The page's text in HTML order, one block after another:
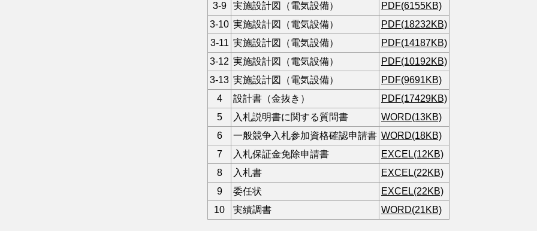
3-9
実施設計図（電気設備）
PDF(6155KB)
3-10 実施設計図（電気設備）
PDF(18232KB)
3-11 実施設計図（電気設備）
PDF(14187KB)
3-12 実施設計図（電気設備）
PDF(10192KB)
3-13 実施設計図（電気設備）
PDF(9691KB)
4
設計書（金抜き）
PDF(17429KB)
5
入札説明書に関する質問書
WORD(13KB)
6
一般競争入札参加資格確認申請書 WORD(18KB)
7
入札保証金免除申請書
EXCEL(12KB)
8
入札書
EXCEL(22KB)
9
委任状
EXCEL(22KB)
10
実績調書 WORD(21KB)